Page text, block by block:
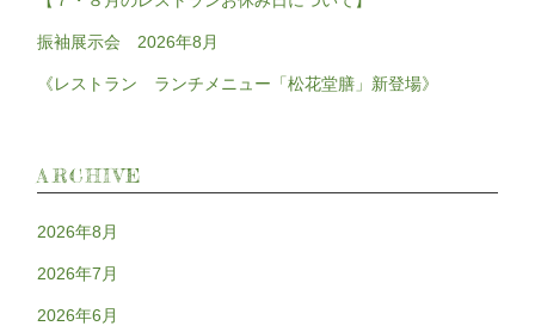
振袖展示会 2026年8月
《レストラン ランチメニュー「松花堂膳」新登場》
ARCHIVE
2026年8月
2026年7月
2026年6月